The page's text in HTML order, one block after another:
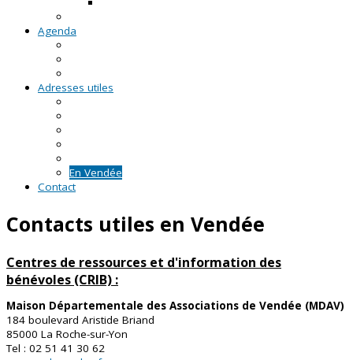
Agenda
Adresses utiles
En Vendée
Contact
Contacts utiles en Vendée
Centres de ressources et d'information des
bénévoles (CRIB) :
Maison Départementale des Associations de Vendée (MDAV)
184 boulevard Aristide Briand
85000 La Roche-sur-Yon
Tel : 02 51 41 30 62